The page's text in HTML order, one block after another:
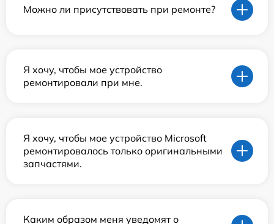
Можно ли присутствовать при ремонте?
Я хочу, чтобы мое устройство
ремонтировали при мне.
Я хочу, чтобы мое устройство Microsoft
ремонтировалось только оригинальными
запчастями.
Каким образом меня уведомят о